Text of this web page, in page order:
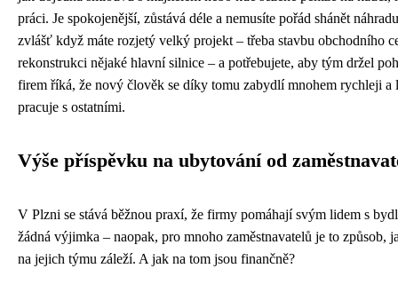
práci. Je spokojenější, zůstává déle a nemusíte pořád shánět
zvlášť když máte rozjetý velký projekt – třeba stavbu obchodního
rekonstrukci nějaké hlavní silnice – a potřebujete, aby tým držel
firem říká, že nový člověk se díky tomu zabydlí mnohem rychleji a
pracuje s ostatními.
Výše příspěvku na ubytování od
V Plzni se stává běžnou praxí, že firmy pomáhají svým lidem s
žádná výjimka – naopak, pro mnoho zaměstnavatelů je to způsob,
na jejich týmu záleží. A jak na tom jsou finančně?